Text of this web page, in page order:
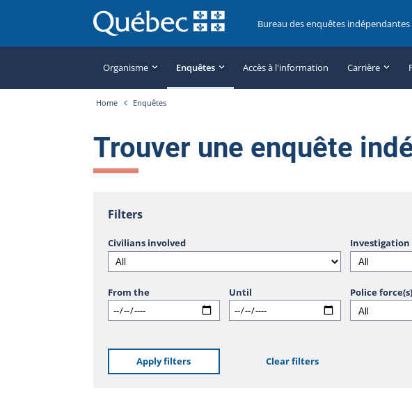
Bureau des enquêtes indépendantes
Organisme Enquêtes Accès à l'information Carrière
Home Enquêtes
Trouver une enquête
Filters
Civilians involved Investigation
From the Until Police
Apply filters Clear filters